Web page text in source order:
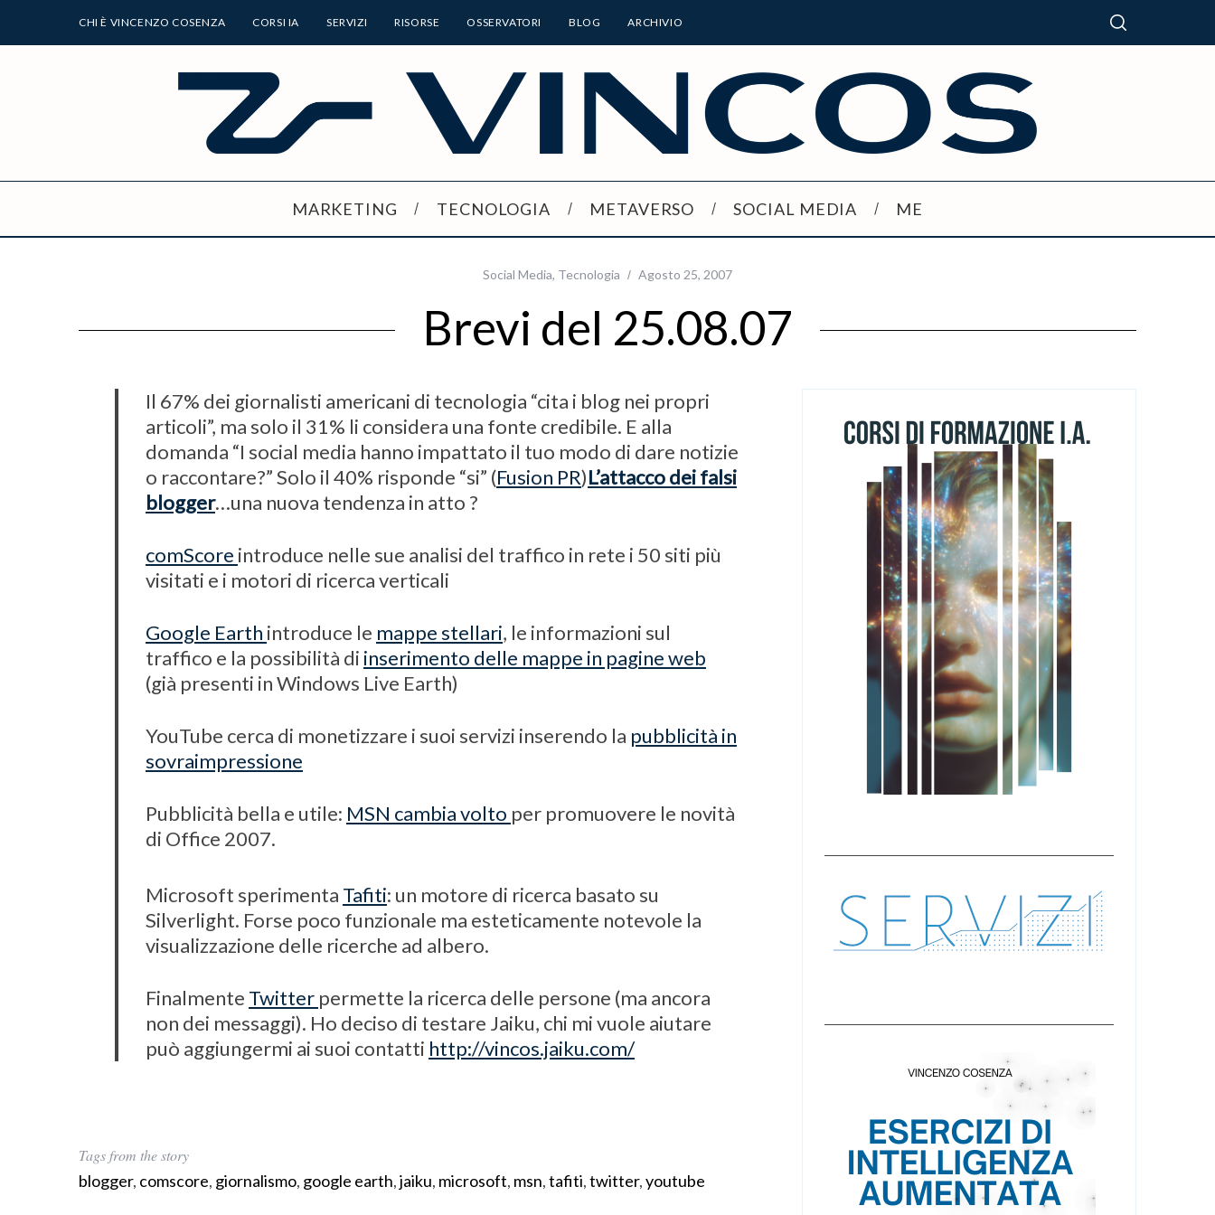
CHI È VINCENZO COSENZA CORSI IA SERVIZI RISORSE OSSERVATORI BLOG ARCHIVIO
MARKETING TECNOLOGIA METAVERSO SOCIAL MEDIA ME
Social Media, Tecnologia Agosto 25, 2007
Brevi del 25.08.07
Il 67% dei giornalisti americani di tecnologia “cita i blog nei propri
articoli”, ma solo il 31% li considera una fonte credibile. E alla
domanda “I social media hanno impattato il tuo modo di dare notizie
o raccontare?” Solo il 40% risponde “si” (Fusion PR)L’attacco dei falsi
blogger…una nuova tendenza in atto ?
comScore introduce nelle sue analisi del traffico in rete i 50 siti più
visitati e i motori di ricerca verticali
Google Earth introduce le mappe stellari, le informazioni sul
traffico e la possibilità di inserimento delle mappe in pagine web
(già presenti in Windows Live Earth)
YouTube cerca di monetizzare i suoi servizi inserendo la pubblicità in
sovraimpressione
Pubblicità bella e utile: MSN cambia volto per promuovere le novità
di Office 2007.
Microsoft sperimenta Tafiti: un motore di ricerca basato su
Silverlight. Forse poco funzionale ma esteticamente notevole la
visualizzazione delle ricerche ad albero.
Finalmente Twitter permette la ricerca delle persone (ma ancora
non dei messaggi). Ho deciso di testare Jaiku, chi mi vuole aiutare
può aggiungermi ai suoi contatti http://vincos.jaiku.com/
Tags from the story
blogger, comscore, giornalismo, google earth,jaiku, microsoft, msn,tafiti,twitter,youtube
S
r
c
o
r